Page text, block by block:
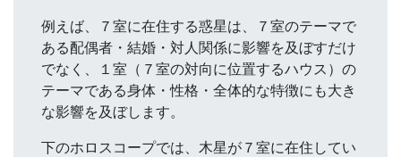
例えば、７室に在住する惑星は、７室のテーマで
ある配偶者・結婚・対人関係に影響を及ぼすだけ
でなく、１室（７室の対向に位置するハウス）の
テーマである身体・性格・全体的な特徴にも大き
な影響を及ぼします。
下のホロスコープでは、木星が７室に在住してい